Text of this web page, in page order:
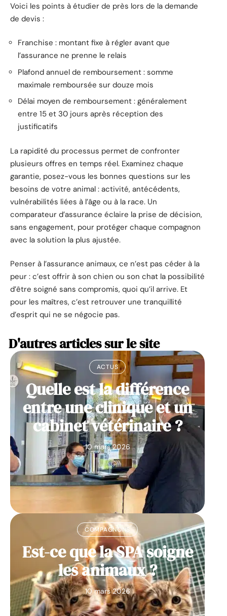
Voici les points à étudier de près lors de la demande
de devis :
Franchise : montant fixe à régler avant que
l’assurance ne prenne le relais
Plafond annuel de remboursement : somme
maximale remboursée sur douze mois
Délai moyen de remboursement : généralement
entre 15 et 30 jours après réception des
justificatifs
La rapidité du processus permet de confronter
plusieurs offres en temps réel. Examinez chaque
garantie, posez-vous les bonnes questions sur les
besoins de votre animal : activité, antécédents,
vulnérabilités liées à l’âge ou à la race. Un
comparateur d’assurance éclaire la prise de décision,
sans engagement, pour protéger chaque compagnon
avec la solution la plus ajustée.
Penser à l’assurance animaux, ce n’est pas céder à la
peur : c’est offrir à son chien ou son chat la possibilité
d’être soigné sans compromis, quoi qu’il arrive. Et
pour les maîtres, c’est retrouver une tranquillité
d’esprit qui ne se négocie pas.
D'autres articles sur le site
ACTUS
Quelle est la différence
entre une clinique et un
cabinet vétérinaire ?
10 mars 2026
COMPAGNONS
Est-ce que la SPA soigne
les animaux ?
10 mars 2026